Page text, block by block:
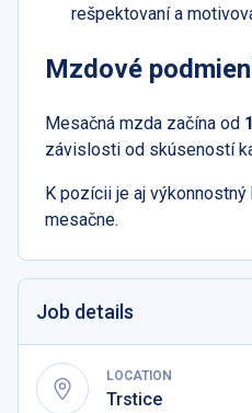
rešpektovaní a
Mzdové
Mesačná mzda začína od
závislosti od skúseností
K pozícii je aj výkonnostný
mesačne.
Job details
LOCATION
Trstice